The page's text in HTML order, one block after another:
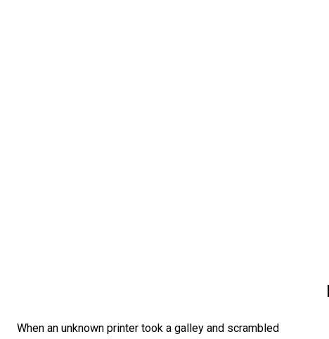
When an unknown printer took a galley and scrambled